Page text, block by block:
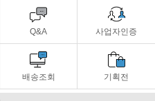
Q&A 사업자인증
배송조회 기획전